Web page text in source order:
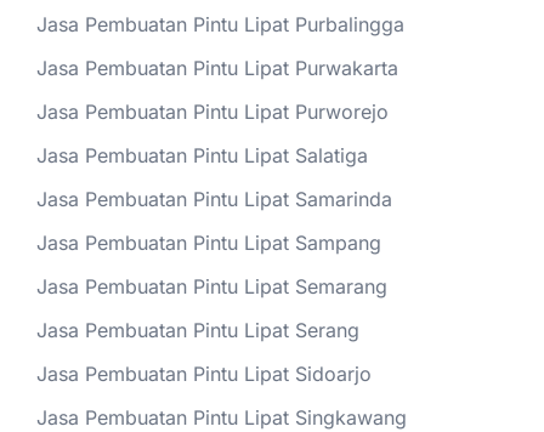
Jasa Pembuatan Pintu Lipat Purbalingga
Jasa Pembuatan Pintu Lipat Purwakarta
Jasa Pembuatan Pintu Lipat Purworejo
Jasa Pembuatan Pintu Lipat Salatiga
Jasa Pembuatan Pintu Lipat Samarinda
Jasa Pembuatan Pintu Lipat Sampang
Jasa Pembuatan Pintu Lipat Semarang
Jasa Pembuatan Pintu Lipat Serang
Jasa Pembuatan Pintu Lipat Sidoarjo
Jasa Pembuatan Pintu Lipat Singkawang